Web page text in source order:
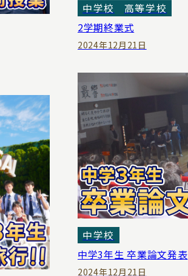
中学校
高等学校
2学期終業式
2024年12月21日
中学校
中学3年生 卒業論文発表
2024年12月21日